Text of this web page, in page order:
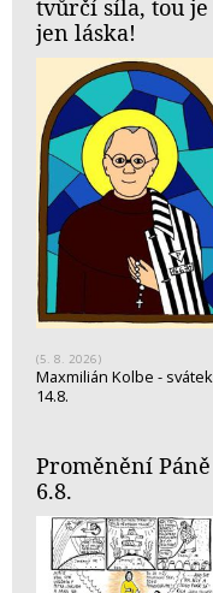
tvůrčí síla, tou je
jen láska!
(5. 8. 2026)
Maxmilián Kolbe - svátek
14.8.
Proměnění
6.8.